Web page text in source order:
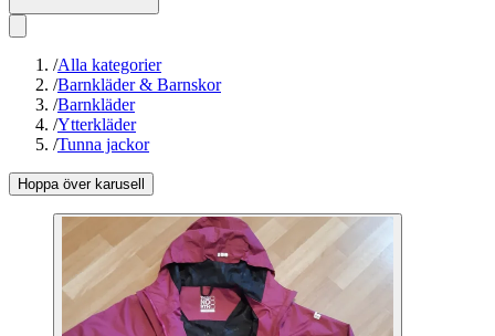
/Alla kategorier
/Barnkläder & Barnskor
/Barnkläder
/Ytterkläder
/Tunna jackor
Hoppa över karusell